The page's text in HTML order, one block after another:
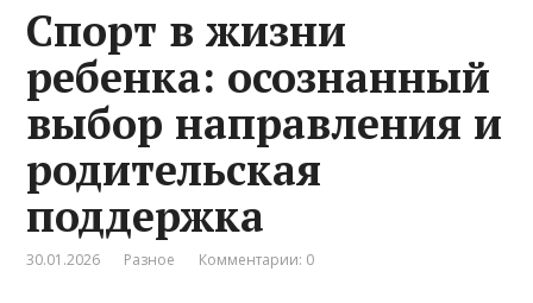
Спорт в жизни
ребенка: осознанный
выбор направления и
родительская
поддержка
30.01.2026 Разное Комментарии: 0